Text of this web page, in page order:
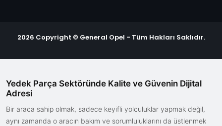
2026 Copyright © General Opel - Tüm Hakları Saklıdır.
Yedek Parça Sektöründe Kalite ve Güvenin Dijital
Adresi
Bir araca sahip olmak, sadece keyifli yolculuklar yapmak değil,
aynı zamanda o aracın bakım ve sorumluluklarını da üstlenmek